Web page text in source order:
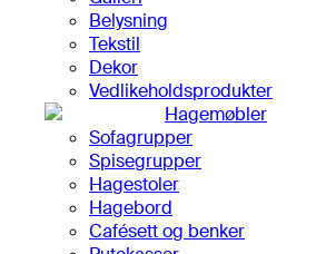
Belysning
Tekstil
Dekor
Vedlikeholdsprodukter
Hagemøbler
Sofagrupper
Spisegrupper
Hagestoler
Hagebord
Cafésett og benker